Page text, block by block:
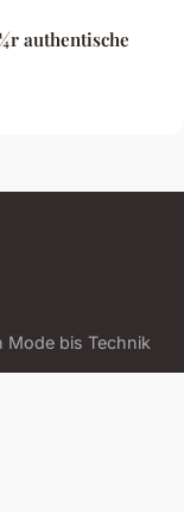
authentische
Mode bis Technik